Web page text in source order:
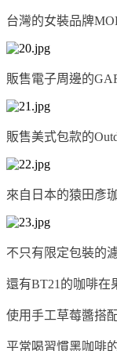
台灣的女裝品牌
販售電子周邊的
販售美式包款的
來自日本的猿田彥
不只有限定包裝的
還有BT21的咖啡在
使用手工草莓醬搭
平常喝習慣黑咖啡